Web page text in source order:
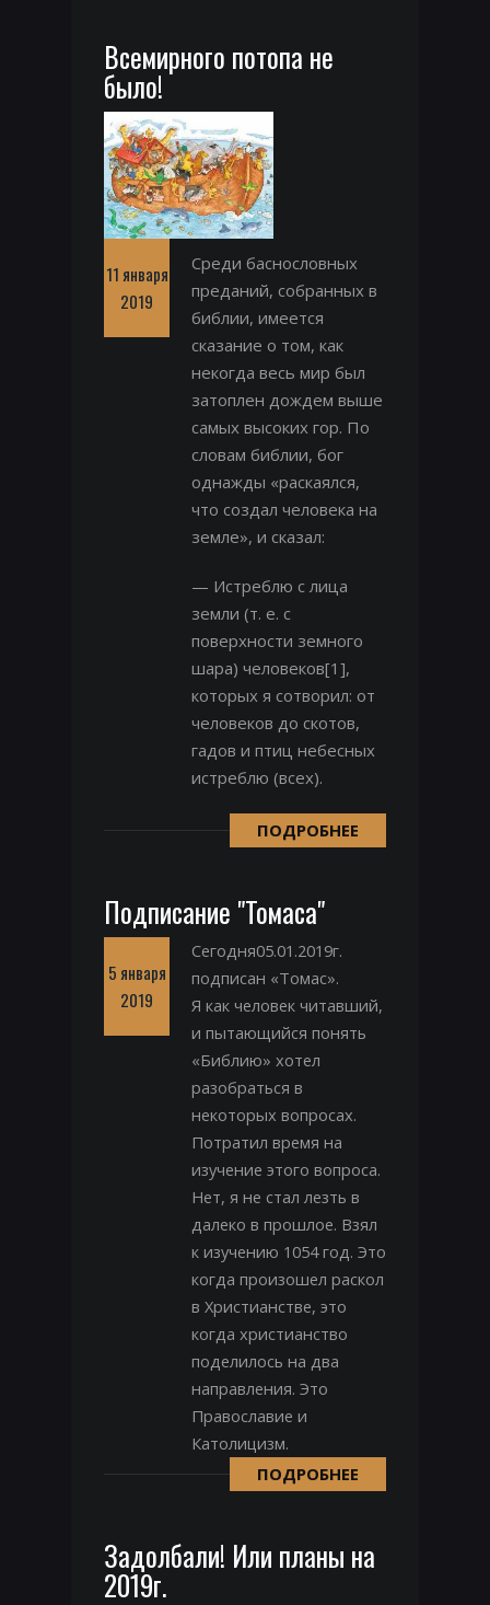
Всемирного потопа не
было!
11 января
2019
Среди баснословных
преданий, собранных в
библии, имеется
сказание о том, как
некогда весь мир был
затоплен дождем выше
самых высоких гор. По
словам библии, бог
однажды «раскаялся,
что создал человека на
земле», и сказал:
— Истреблю с лица
земли (т. е. с
поверхности земного
шара) человеков[1],
которых я сотворил: от
человеков до скотов,
гадов и птиц небесных
истреблю (всех).
ПОДРОБНЕЕ
Подписание "Томаса"
5 января
2019
Сегодня05.01.2019г.
подписан «Томас».
Я как человек читавший,
и пытающийся понять
«Библию» хотел
разобраться в
некоторых вопросах.
Потратил время на
изучение этого вопроса.
Нет, я не стал лезть в
далеко в прошлое. Взял
к изучению 1054 год. Это
когда произошел раскол
в Христианстве, это
когда христианство
поделилось на два
направления. Это
Православие и
Католицизм.
ПОДРОБНЕЕ
Задолбали! Или планы на
2019г.